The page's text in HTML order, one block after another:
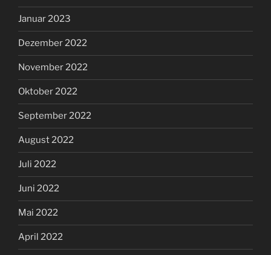
Januar 2023
Dezember 2022
November 2022
Oktober 2022
September 2022
August 2022
Juli 2022
Juni 2022
Mai 2022
April 2022